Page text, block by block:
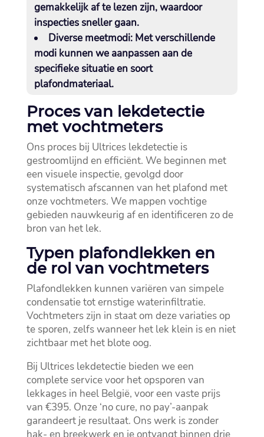
gemakkelijk af te lezen zijn, waardoor
inspecties sneller gaan.​
Diverse meetmodi:Met verschillende
modi kunnen we aanpassen aan de
specifieke situatie en soort
plafondmateriaal.​
Proces van lekdetectie
met vochtmeters
Ons proces bij Ultrices lekdetectie is
gestroomlijnd en efficiënt.​ We beginnen met
een visuele inspectie, gevolgd door
systematisch afscannen van het plafond met
onze vochtmeters.​ We mappen vochtige
gebieden nauwkeurig af en identificeren zo de
bron van het lek.​
Typen plafondlekken en
de rol van vochtmeters
Plafondlekken kunnen variëren van simpele
condensatie tot ernstige waterinfiltratie.​
Vochtmeters zijn in staat om deze variaties op
te sporen, zelfs wanneer het lek klein is en niet
zichtbaar met het blote oog.​
Bij Ultrices lekdetectie bieden we een
complete service voor het opsporen van
lekkages in heel België, voor een vaste prijs
van €395.​ Onze ‘no cure, no pay’-aanpak
garandeert je resultaat.​ Ons werk is zonder